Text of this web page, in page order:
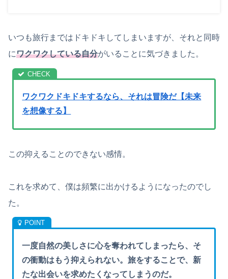
いつも旅行まではドキドキしてしまいますが、それと同時
にワクワクしている自分がいることに気づきました。
ワクワクドキドキするなら、それは冒険だ【未来
を想像する】
この抑えることのできない感情。
これを求めて、僕は頻繁に出かけるようになったのでし
た。
一度自然の美しさに心を奪われてしまったら、そ
の衝動はもう抑えられない。旅をすることで、新
たな出会いを求めたくなってしまうのだ。